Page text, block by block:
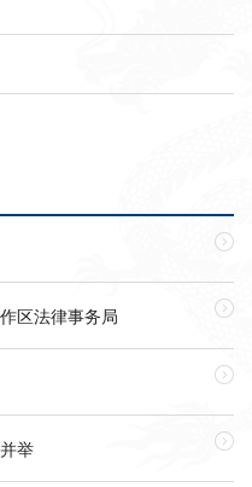

区法律事务局 

举 